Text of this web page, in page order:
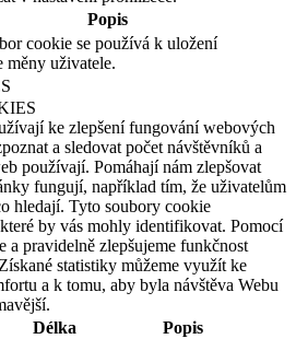
Popis
cookie se používá k uložení
měny uživatele.
ke zlepšení fungování webových
a sledovat počet návštěvníků a
používají. Pomáhají nám zlepšovat
fungují, například tím, že uživatelům
hledají. Tyto soubory cookie
by vás mohly identifikovat. Pomocí
a pravidelně zlepšujeme funkčnost
statistiky můžeme využít ke
a k tomu, aby byla návštěva Webu
Délka Popis